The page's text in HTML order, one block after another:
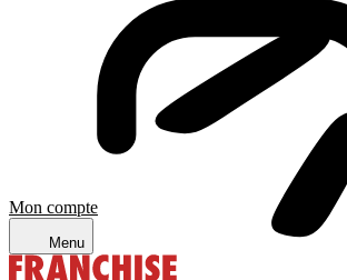
Mon compte
Menu